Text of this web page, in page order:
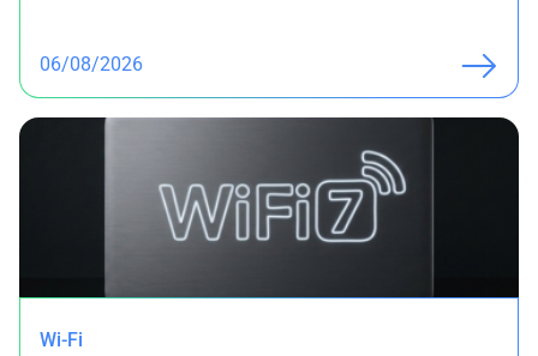
06/08/2026
Wi-Fi